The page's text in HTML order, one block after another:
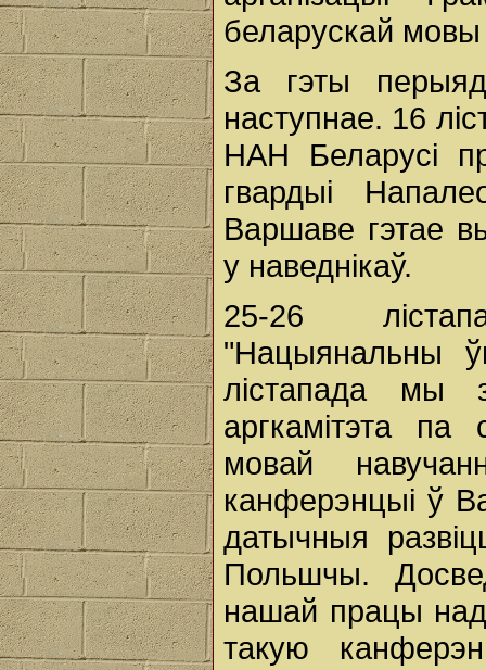
беларускай
За гэты
наступнае. 16
НАН Беларусі
гвардыі
Варшаве гэтае
у наведнікаў.
25-26
"Нацыянальны
лістапада мы
аргкамітэта па
мовай
канферэнцыі ў
датычныя
Польшчы.
нашай працы над
такую